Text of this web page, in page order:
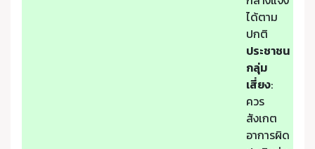
ได้ตาม
ปกติ
ประชาชน
กลุ่ม
เสี่ยง:
ควร
สังเกต
อาการผิด